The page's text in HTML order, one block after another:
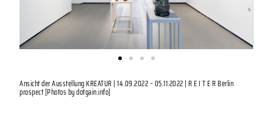
Ansicht der Ausstellung KREATUR | 14.09.2022 – 05.11.2022 | R E I T E R Berlin
prospect [Photos by dotgain.info]